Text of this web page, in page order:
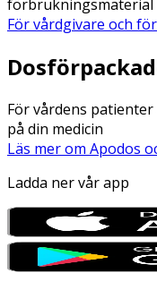
förbrukningsmaterial
För vårdgivare och
För vårdens
på din medicin
Läs mer om Apodos
Ladda ner vår app